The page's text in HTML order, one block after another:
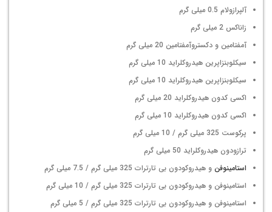
آلپرازولام 0.5 میلی گرم
زاناکس 2 میلی گرم
آمفتامین و دکستروآمفتامین 20 میلی گرم
سیکلوبنزاپرین هیدروکلراید 10 میلی گرم
سیکلوبنزاپرین هیدروکلراید 10 میلی گرم
اکسی کدون هیدروکلراید 20 میلی گرم
اکسی کدون هیدروکلراید 10 میلی گرم
پرکوست 325 میلی گرم / 10 میلی گرم
ترازودون هیدروکلراید 50 میلی گرم
استامینوفن و هیدروکودون بی تارترات 325 میلی گرم / 7.5 میلی گرم
استامینوفن و هیدروکودون بی تارترات 325 میلی گرم / 10 میلی گرم
استامینوفن و هیدروکودون بی تارترات 325 میلی گرم / 5 میلی گرم